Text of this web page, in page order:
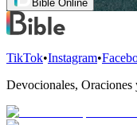
Bible Online
TikTok•Instagram•
Devocionales,